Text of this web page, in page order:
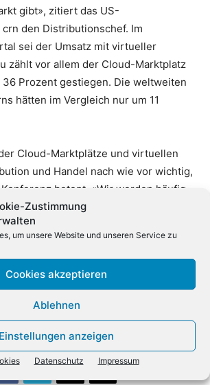
Zustimmung
um unsere Website und unseren Service zu
Cookies akzeptieren
Ablehnen
Einstellungen anzeigen
Datenschutz Impressum
gibt», zitiert das US-
crn den Distributionschef. Im
sei der Umsatz mit virtueller
zählt vor allem der Cloud-Marktplatz
36 Prozent gestiegen. Die weltweiten
hätten im Vergleich nur um 11
Cloud-Marktplätze und virtuellen
und Handel nach wie vor wichtig,
betont. «Wir werden häufig
ausschließlich auf den Marktplätzen
wird. Das haben zwar einige
doch sind sie schließlich wieder zu
Go-to-Market-Modell zurückgekehrt.
dass nach wie vor der Handel die
steht», so Hume weiter.